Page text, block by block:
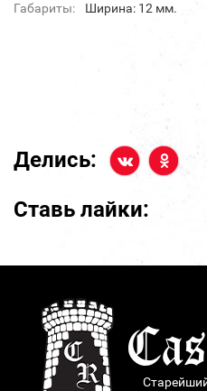
Габариты:
Ширина: 12 мм.
Делись:
Ставь лайки: